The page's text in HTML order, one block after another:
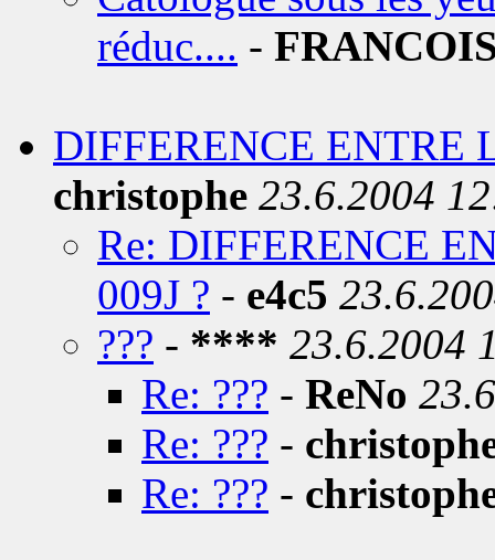
réduc.... -
DIFFERENCE ENTRE
christophe 23.6.2004
Re: DIFFERENCE
009J ? - e4c5
??? - **** 23.6.2004
Re: ??? - ReNo
Re: ??? -
Re: ??? -